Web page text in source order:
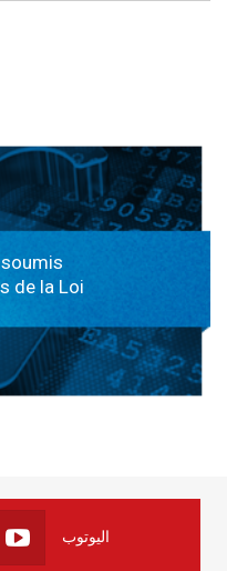
الهياكل الخاضعة
de la Loi
اليوتوب